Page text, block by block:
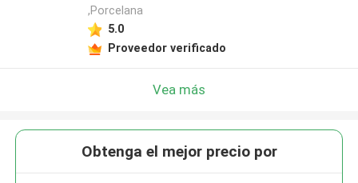
,Porcelana
5.0
Proveedor verificado
Vea más
Obtenga el mejor precio por